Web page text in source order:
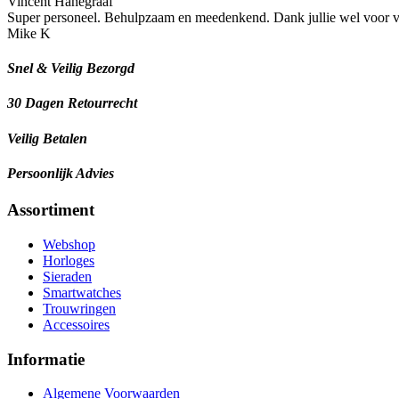
Super personeel. Behulpzaam en meedenkend. Dank jullie wel voor
Mike K
Snel & Veilig Bezorgd
30 Dagen Retourrecht
Veilig Betalen
Persoonlijk Advies
Assortiment
Webshop
Horloges
Sieraden
Smartwatches
Trouwringen
Accessoires
Informatie
Algemene Voorwaarden